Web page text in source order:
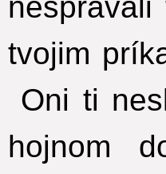
tvojim
Oni ti
hojnom